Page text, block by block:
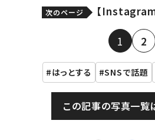
次のページ 【
1 2
はっとする SNSで話題
この記事の写真一覧